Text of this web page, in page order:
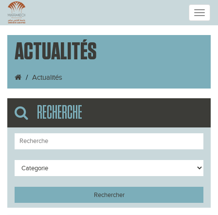
Toggle
ACTUALITÉS
Actualités
RECHERCHE
Rechercher